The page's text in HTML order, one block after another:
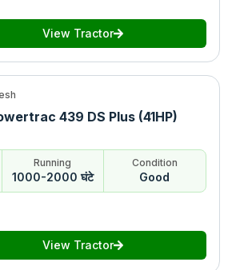
View Tractor
439 DS Plus (41HP)
Running
1000-2000 घंटे
Condition
Good
View Tractor